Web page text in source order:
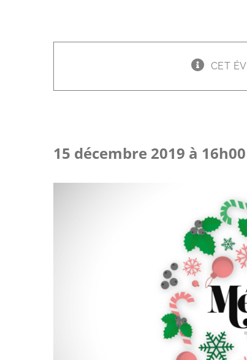
CET
15 décembre 2019 à 16h00